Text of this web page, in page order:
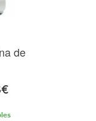
de